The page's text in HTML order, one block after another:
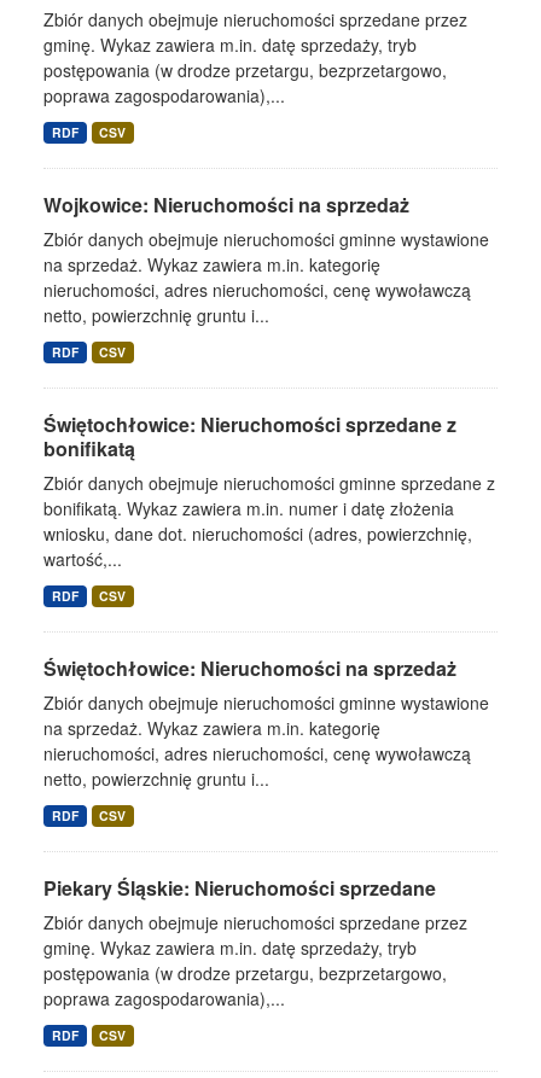
Zbiór danych obejmuje nieruchomości sprzedane przez
gminę. Wykaz zawiera m.in. datę sprzedaży, tryb
postępowania (w drodze przetargu, bezprzetargowo,
poprawa zagospodarowania),...
RDF CSV
Wojkowice: Nieruchomości na sprzedaż
Zbiór danych obejmuje nieruchomości gminne wystawione
na sprzedaż. Wykaz zawiera m.in. kategorię
nieruchomości, adres nieruchomości, cenę wywoławczą
netto, powierzchnię gruntu i...
RDF CSV
Świętochłowice: Nieruchomości sprzedane z
bonifikatą
Zbiór danych obejmuje nieruchomości gminne sprzedane z
bonifikatą. Wykaz zawiera m.in. numer i datę złożenia
wniosku, dane dot. nieruchomości (adres, powierzchnię,
wartość,...
RDF CSV
Świętochłowice: Nieruchomości na sprzedaż
Zbiór danych obejmuje nieruchomości gminne wystawione
na sprzedaż. Wykaz zawiera m.in. kategorię
nieruchomości, adres nieruchomości, cenę wywoławczą
netto, powierzchnię gruntu i...
RDF CSV
Piekary Śląskie: Nieruchomości sprzedane
Zbiór danych obejmuje nieruchomości sprzedane przez
gminę. Wykaz zawiera m.in. datę sprzedaży, tryb
postępowania (w drodze przetargu, bezprzetargowo,
poprawa zagospodarowania),...
RDF CSV